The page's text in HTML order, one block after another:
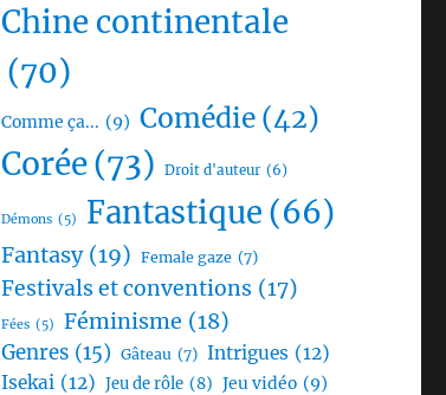
Chine continentale
(70)
Comme ça... (9) Comédie (42)
Corée(73) Droit d'auteur (6)
Démons (5) Fantastique (66)
Fantasy (19) Female gaze (7)
Festivals et conventions (17)
Fées (5) Féminisme (18)
Genres (15) Gâteau (7) Intrigues (12)
Isekai (12) Jeu de rôle (8) Jeu vidéo (9)